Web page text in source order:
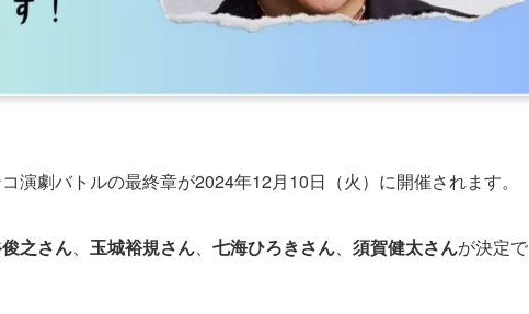
演劇バトルの最終章が2024年12月10日（火）に開催されます。
之さん、 玉城裕規さん、 七海ひろきさん、 須賀健太さんが決定で